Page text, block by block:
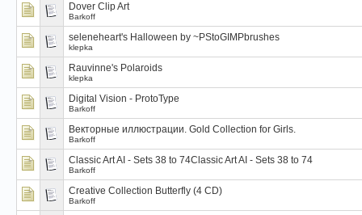
Dover Clip Art
Barkoff
seleneheart's Halloween by ~PStoGIMPbrushes
klepka
Rauvinne's Polaroids
klepka
Digital Vision - ProtoType
Barkoff
Векторные иллюстрации. Gold Collection for Girls.
Barkoff
Classic Art AI - Sets 38 to 74Classic Art AI - Sets 38 to 74
Barkoff
Creative Collection Butterfly (4 CD)
Barkoff